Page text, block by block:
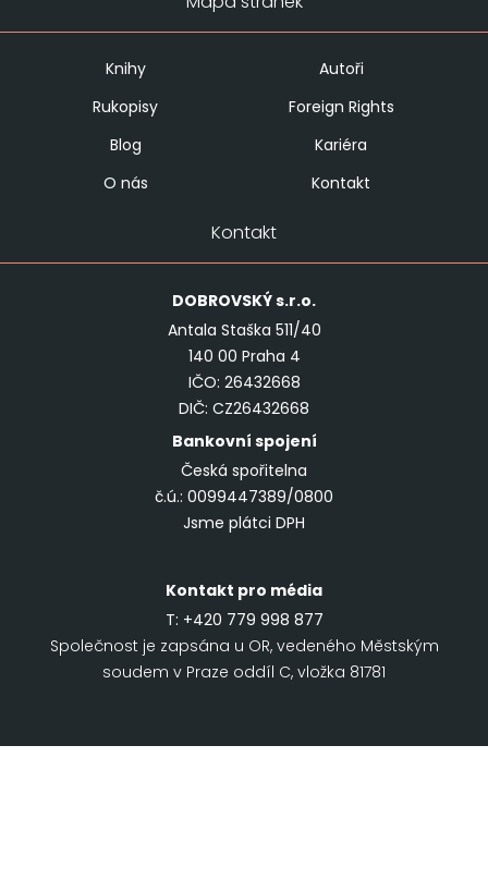
Knihy
Autoři
Rukopisy
Foreign Rights
Blog
Kariéra
O nás
Kontakt
Kontakt
DOBROVSKÝs.r.o.
Antala Staška 511/40
140 00 Praha 4
IČO: 26432668
DIČ: CZ26432668
Bankovní spojení
Česká spořitelna
č.ú.: 0099447389/0800
Jsme plátci DPH
Kontakt pro média
T: +420 779 998 877
Společnost je zapsána u OR, vedeného Městským
soudem v Praze oddíl C, vložka 81781